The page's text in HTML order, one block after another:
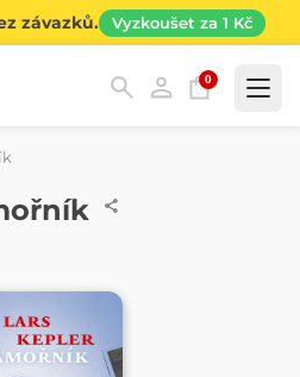
závazků. Vyzkoušet za 1 Kč
0